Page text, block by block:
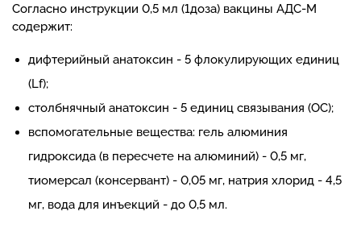
Согласно инструкции 0,5 мл (1доза) вакцины АДС-М
содержит:
дифтерийный анатоксин - 5 флокулирующих единиц
(Lf);
столбнячный анатоксин - 5 единиц связывания (ОС);
вспомогательные вещества: гель алюминия
гидроксида (в пересчете на алюминий) - 0,5 мг,
тиомерсал (консервант) - 0,05 мг, натрия хлорид - 4,5
мг, вода для инъекций - до 0,5 мл.